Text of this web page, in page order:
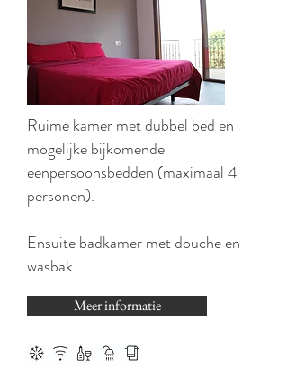
Ruime kamer met dubbel bed en
mogelijke bijkomende
eenpersoonsbedden (maximaal 4
personen).
Ensuite badkamer met douche en
wasbak.
Meer informatie